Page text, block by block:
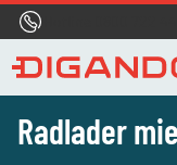
Radlader